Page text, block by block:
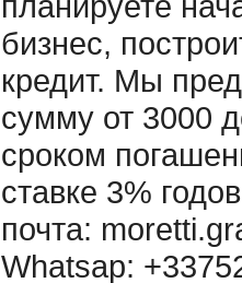
бизнес,
кредит. Мы
сумму от 3000
сроком
ставке 3%
почта:
Whatsap: